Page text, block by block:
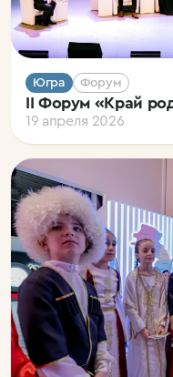
Югра Форум
II Форум «Край
19 апреля 2026